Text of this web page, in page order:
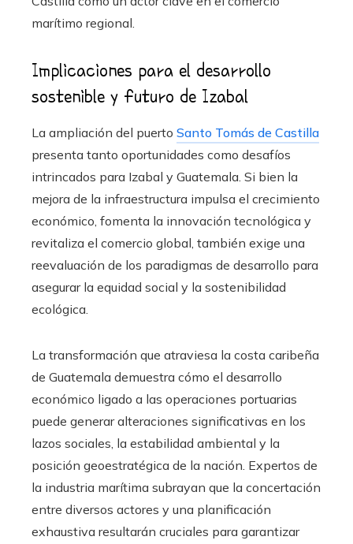
marítimo regional.
Implicaciones para el desarrollo
sostenible y futuro de Izabal
La ampliación del puerto Santo Tomás de Castilla
presenta tanto oportunidades como desafíos
intrincados para Izabal y Guatemala. Si bien la
mejora de la infraestructura impulsa el crecimiento
económico, fomenta la innovación tecnológica y
revitaliza el comercio global, también exige una
reevaluación de los paradigmas de desarrollo para
asegurar la equidad social y la sostenibilidad
ecológica.
La transformación que atraviesa la costa caribeña
de Guatemala demuestra cómo el desarrollo
económico ligado a las operaciones portuarias
puede generar alteraciones significativas en los
lazos sociales, la estabilidad ambiental y la
posición geoestratégica de la nación. Expertos de
la industria marítima subrayan que la concertación
entre diversos actores y una planificación
exhaustiva resultarán cruciales para garantizar